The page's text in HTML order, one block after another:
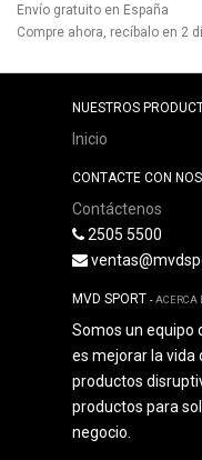
Envío gratuito en España
Compre ahora, recíbalo en 2
NUESTROS
Inicio
CONTACTE CON
Contáctenos
2505 5500
MVD SPORT -ACERCA
Somos un equipo
es mejorar la vida
productos
productos para
negocio.